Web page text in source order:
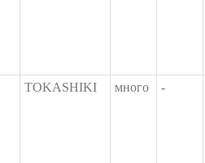
TOKASHIKI много -